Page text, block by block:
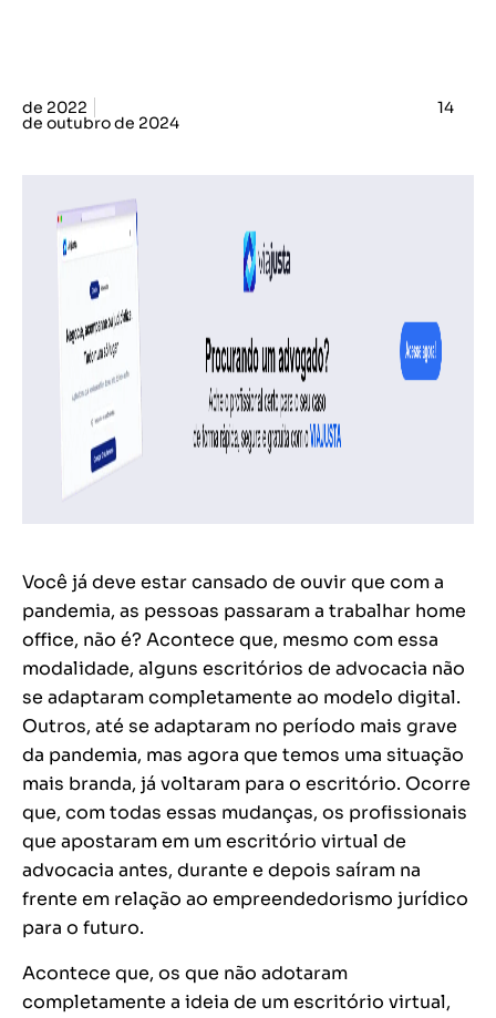
de 2022 14
de outubro de 2024
Você já deve estar cansado de ouvir que com a
pandemia, as pessoas passaram a trabalhar home
office, não é? Acontece que, mesmo com essa
modalidade, alguns escritórios de advocacia não
se adaptaram completamente ao modelo digital.
Outros, até se adaptaram no período mais grave
da pandemia, mas agora que temos uma situação
mais branda, já voltaram para o escritório. Ocorre
que, com todas essas mudanças, os profissionais
que apostaram em um escritório virtual de
advocacia antes, durante e depois saíram na
frente em relação ao empreendedorismo jurídico
para o futuro.
Acontece que, os que não adotaram
completamente a ideia de um escritório virtual,